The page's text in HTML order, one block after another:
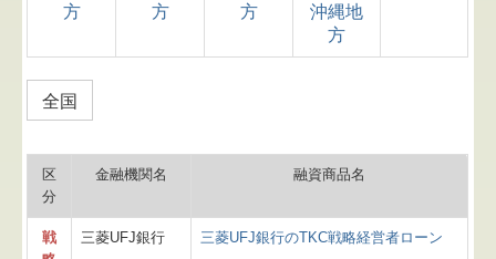
方
方
方
沖縄地
方
全国
区
分
金融機関名 融資商品名
戦
三菱UFJ銀行 三菱UFJ銀行のTKC戦略経営者ローン